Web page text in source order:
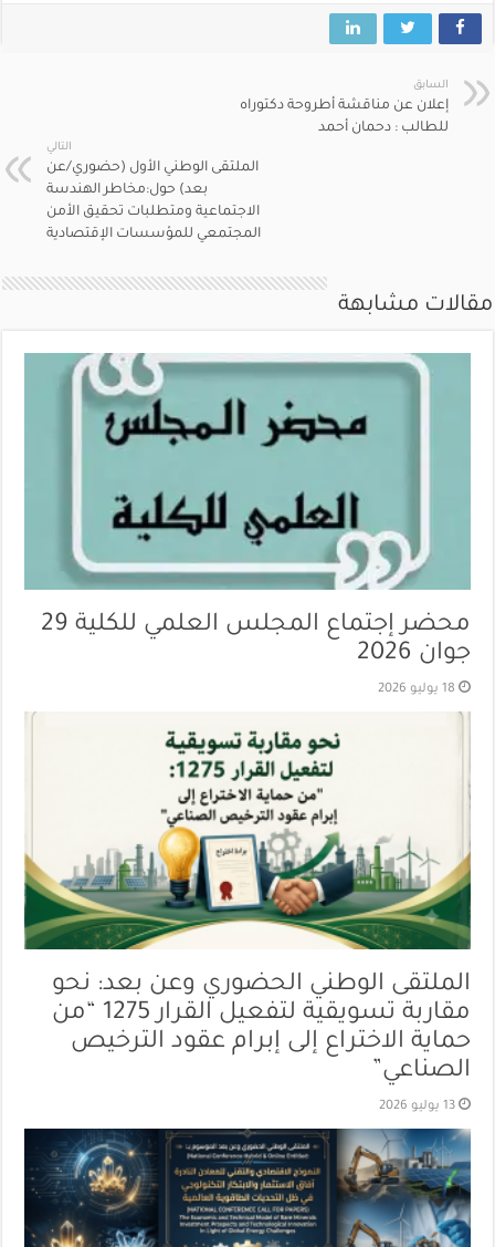
السابق
إعلان عن مناقشة أطروحة دكتوراه
للطالب : دحمان أحمد
التالي
الملتقى الوطني الأول (حضوري/عن
بعد) حول:مخاطر الهندسة
الاجتماعية ومتطلبات تحقيق الأمن
المجتمعي للمؤسسات الإقتصادية
مقالات مشابهة
محضر إجتماع المجلس العلمي للكلية 29
جوان 2026
18 يوليو 2026
الملتقى الوطني الحضوري وعن بعد: نحو
مقاربة تسويقية لتفعيل القرار 1275 “من
حماية الاختراع إلى إبرام عقود الترخيص
الصناعي”
13 يوليو 2026